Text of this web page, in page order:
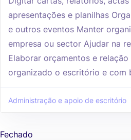
apresentações e planilhas
e outros eventos Manter
empresa ou sector Ajudar na
Elaborar orçamentos e
organizado o escritório e com
Administração e apoio de escritório
Fechado